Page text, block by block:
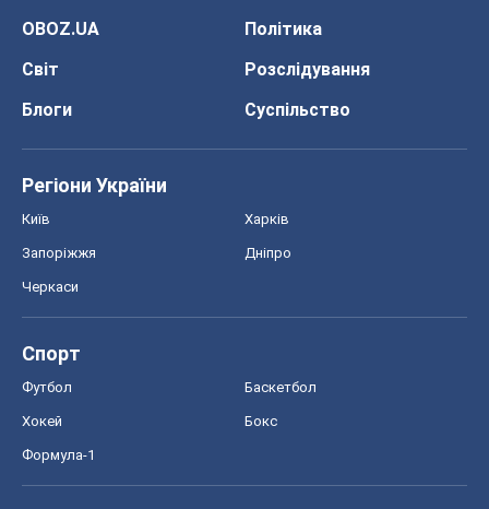
OBOZ.UA
Політика
Світ
Розслідування
Блоги
Суспільство
Регіони України
Київ Харків
Запоріжжя Дніпро
Черкаси
Спорт
Футбол Баскетбол
Хокей Бокс
Формула-1